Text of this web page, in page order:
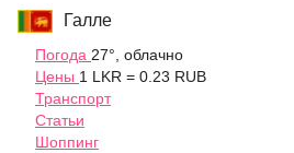
Галле
Погода 27°, облачно
Цены 1 LKR = 0.23 RUB
Транспорт
Статьи
Шоппинг